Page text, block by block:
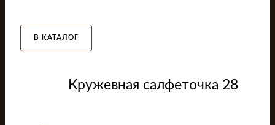
В КАТАЛОГ
Кружевная салфеточка 28